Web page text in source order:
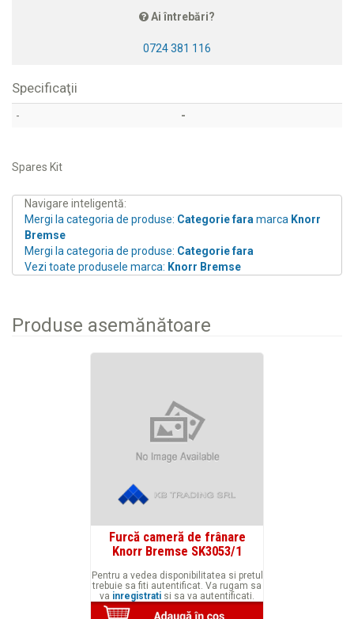
Ai întrebări?
0724 381 116
Specificaţii
- -
Spares Kit
Navigare inteligentă:
Mergi la categoria de produse: Categorie fara marca Knorr
Bremse
Mergi la categoria de produse: Categorie fara
Vezi toate produsele marca: Knorr Bremse
Produse asemănătoare
Furcă cameră de frânare
Knorr Bremse SK3053/1
Pentru a vedea disponibilitatea si pretul
trebuie sa fiti autentificat. Va rugam sa
va inregistrati si sa va autentificati.